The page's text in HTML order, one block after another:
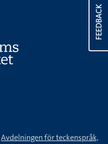
FEEDBACK
Avdelningen för teckenspråk,